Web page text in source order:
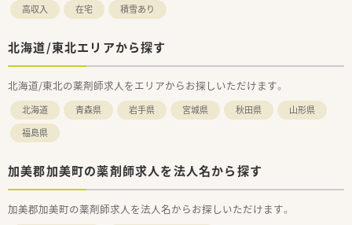
高収入
在宅 積雪あり
北海道/東北エリアから探す
北海道/東北の薬剤師求人をエリアからお探しいただけます。
北海道 青森県 岩手県 宮城県 秋田県
山形県
福島県
加美郡加美町の薬剤師求人を法人名から探す
加美郡加美町の薬剤師求人を法人名からお探しいただけます。